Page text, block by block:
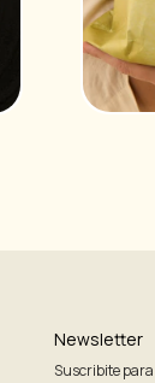
Newsletter
Suscribite